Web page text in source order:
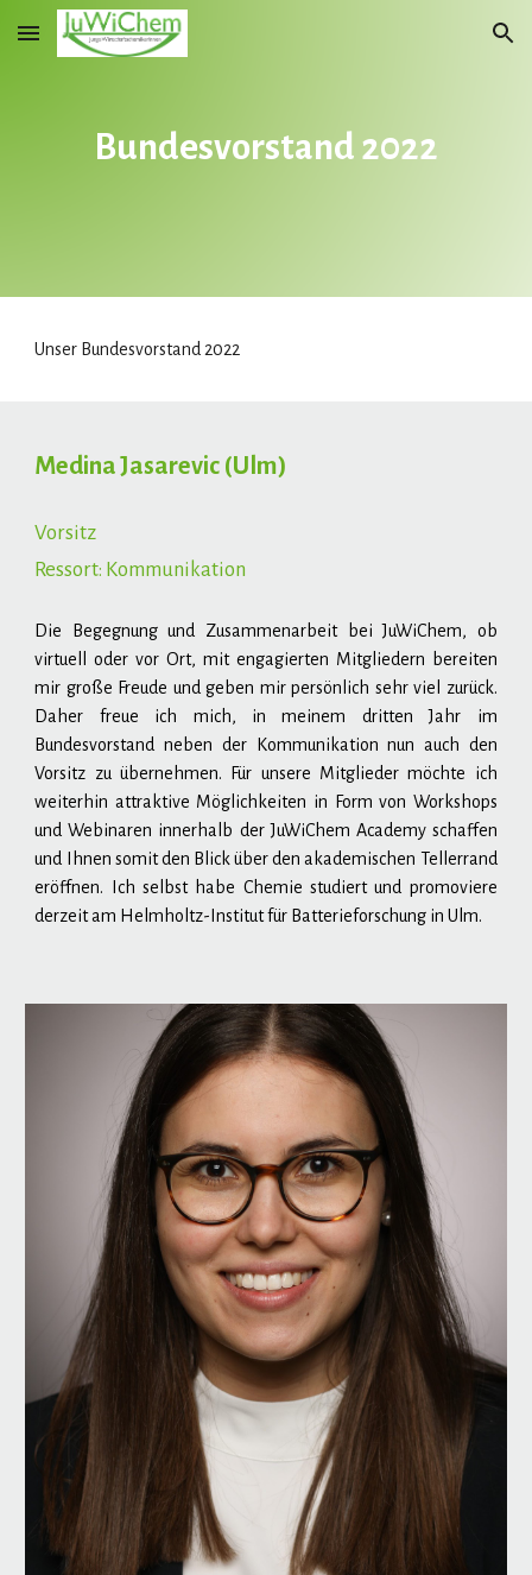
Skip to main content Skip to navigation
Bundesvorstand 2022
Unser Bundesvorstand 2022
Medina Jasarevic (Ulm)
Vorsitz
Ressort: Kommunikation
Die Begegnung und Zusammenarbeit bei JuWiChem, ob
virtuell oder vor Ort, mit engagierten Mitgliedern bereiten
mir große Freude und geben mir persönlich sehr viel zurück.
Daher freue ich mich, in meinem dritten Jahr im
Bundesvorstand neben der Kommunikation nun auch den
Vorsitz zu übernehmen. Für unsere Mitglieder möchte ich
weiterhin attraktive Möglichkeiten in Form von Workshops
und Webinaren innerhalb der JuWiChem Academy schaffen
und Ihnen somit den Blick über den akademischen Tellerrand
eröffnen. Ich selbst habe Chemie studiert und promoviere
derzeit am Helmholtz-Institut für Batterieforschung in Ulm.